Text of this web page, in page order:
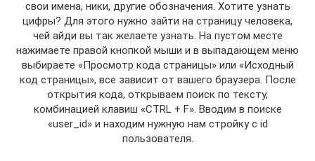
свои имена, ники, другие обозначения. Хотите узнать
цифры? Для этого нужно зайти на страницу человека,
чей айди вы так желаете узнать. На пустом месте
нажимаете правой кнопкой мыши и в выпадающем меню
выбираете «Просмотр кода страницы» или «Исходный
код страницы», все зависит от вашего браузера. После
открытия кода, открываем поиск по тексту,
комбинацией клавиш «CTRL + F». Вводим в поиске
«user_id» и находим нужную нам стройку с id
пользователя.